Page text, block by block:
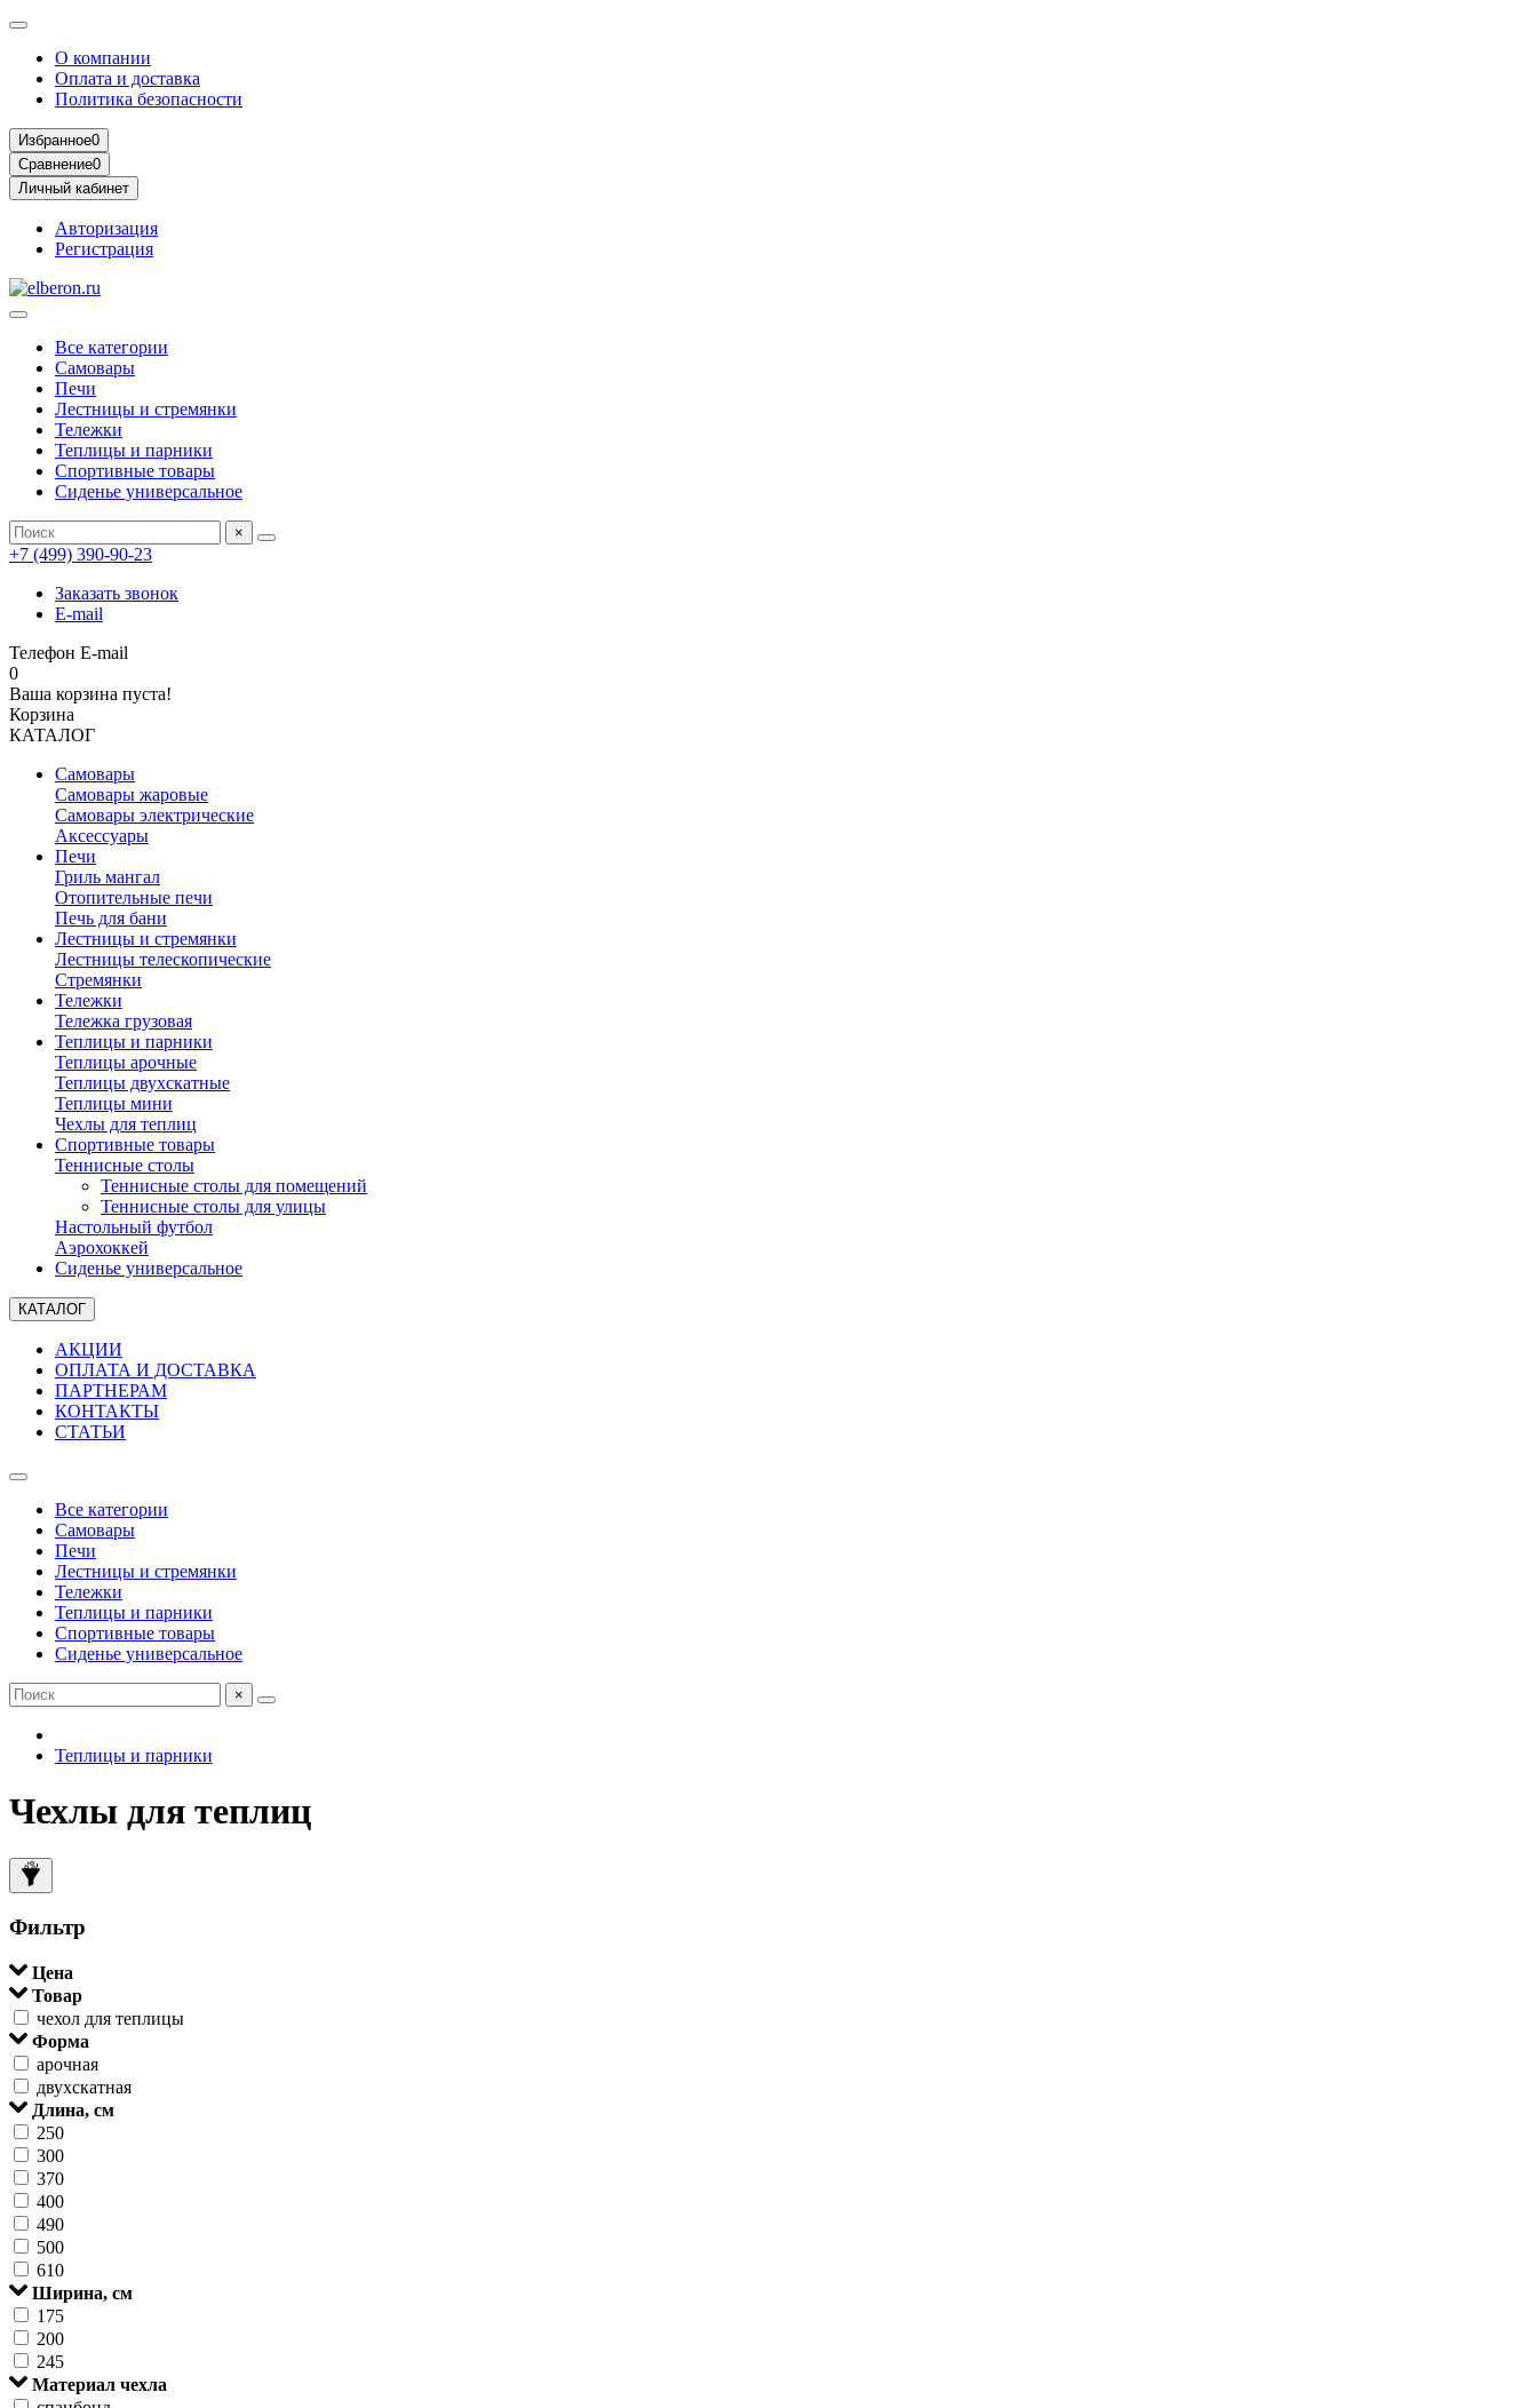
О компании
Оплата и доставка
Политика безопасности
Избранное0
Сравнение0
Личный кабинет
Авторизация
Регистрация
Все категории
Самовары
Печи
Лестницы и стремянки
Тележки
Теплицы и парники
Спортивные товары
Сиденье универсальное
×
+7 (499) 390‑90‑23
Заказать звонок
E-mail
Телефон E-mail
0
Ваша корзина пуста!
Корзина
КАТАЛОГ
Самовары
Самовары жаровые
Самовары электрические
Аксессуары
Печи
Гриль мангал
Отопительные печи
Печь для бани
Лестницы и стремянки
Лестницы телескопические
Стремянки
Тележки
Тележка грузовая
Теплицы и парники
Теплицы арочные
Теплицы двухскатные
Теплицы мини
Чехлы для теплиц
Спортивные товары
Теннисные столы
Теннисные столы для помещений
Теннисные столы для улицы
Настольный футбол
Аэрохоккей
Сиденье универсальное
КАТАЛОГ
АКЦИИ
ОПЛАТА И ДОСТАВКА
ПАРТНЕРАМ
КОНТАКТЫ
СТАТЬИ
Все категории
Самовары
Печи
Лестницы и стремянки
Тележки
Теплицы и парники
Спортивные товары
Сиденье универсальное
×
Теплицы и парники
Чехлы для теплиц
Фильтр
Цена
Товар
чехол для теплицы
Форма
арочная
двухскатная
Длина, см
250
300
370
400
490
500
610
Ширина, см
175
200
245
Материал чехла